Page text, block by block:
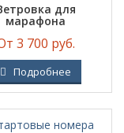
для
марафона
3 700 руб.
Подробнее